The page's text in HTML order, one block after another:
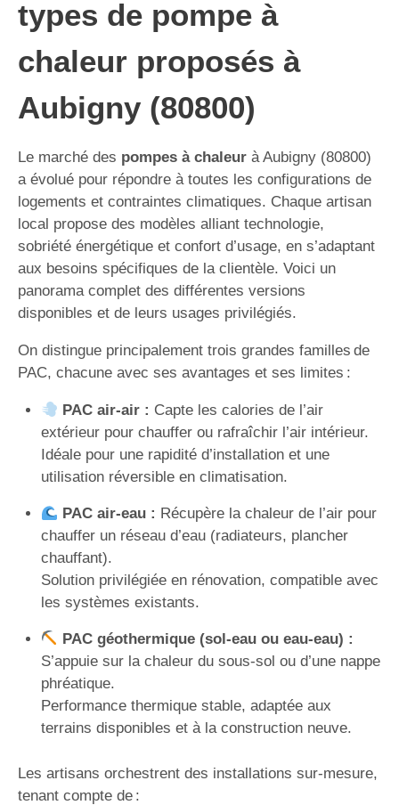
types de pompe à
chaleur proposés à
Aubigny (80800)
Le marché des pompes à chaleur à Aubigny (80800)
a évolué pour répondre à toutes les configurations de
logements et contraintes climatiques. Chaque artisan
local propose des modèles alliant technologie,
sobriété énergétique et confort d’usage, en s’adaptant
aux besoins spécifiques de la clientèle. Voici un
panorama complet des différentes versions
disponibles et de leurs usages privilégiés.
On distingue principalement trois grandes familles de
PAC, chacune avec ses avantages et ses limites :
PAC air-air : Capte les calories de l’air
extérieur pour chauffer ou rafraîchir l’air intérieur.
Idéale pour une rapidité d’installation et une
utilisation réversible en climatisation.
PAC air-eau : Récupère la chaleur de l’air pour
chauffer un réseau d’eau (radiateurs, plancher
chauffant).
Solution privilégiée en rénovation, compatible avec
les systèmes existants.
PAC géothermique (sol-eau ou eau-eau) :
S’appuie sur la chaleur du sous-sol ou d’une nappe
phréatique.
Performance thermique stable, adaptée aux
terrains disponibles et à la construction neuve.
Les artisans orchestrent des installations sur-mesure,
tenant compte de :